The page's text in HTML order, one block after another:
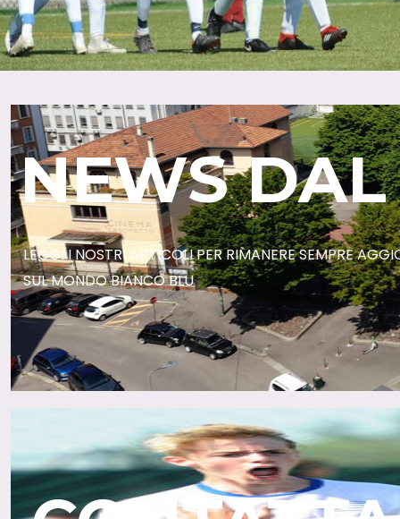
NEWS
LEGGI I NOSTRI ARTICOLI PER RIMANERE SEMPRE
SUL MONDO BIANCO BLU